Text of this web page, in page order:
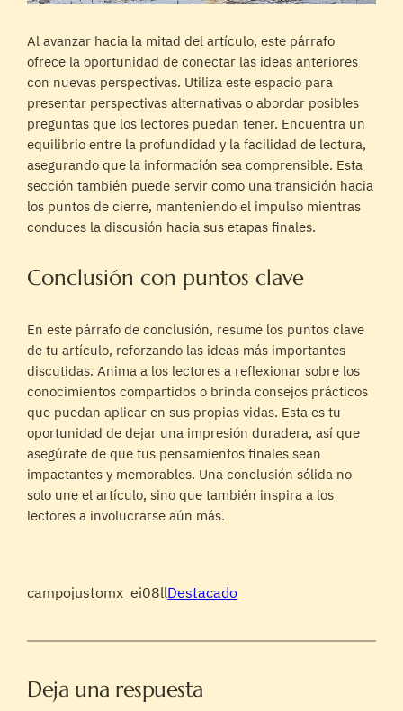
Al avanzar hacia la mitad del artículo, este párrafo
ofrece la oportunidad de conectar las ideas anteriores
con nuevas perspectivas. Utiliza este espacio para
presentar perspectivas alternativas o abordar posibles
preguntas que los lectores puedan tener. Encuentra un
equilibrio entre la profundidad y la facilidad de lectura,
asegurando que la información sea comprensible. Esta
sección también puede servir como una transición hacia
los puntos de cierre, manteniendo el impulso mientras
conduces la discusión hacia sus etapas finales.
Conclusión con puntos clave
En este párrafo de conclusión, resume los puntos clave
de tu artículo, reforzando las ideas más importantes
discutidas. Anima a los lectores a reflexionar sobre los
conocimientos compartidos o brinda consejos prácticos
que puedan aplicar en sus propias vidas. Esta es tu
oportunidad de dejar una impresión duradera, así que
asegúrate de que tus pensamientos finales sean
impactantes y memorables. Una conclusión sólida no
solo une el artículo, sino que también inspira a los
lectores a involucrarse aún más.
campojustomx_ei08llDestacado
Deja una respuesta